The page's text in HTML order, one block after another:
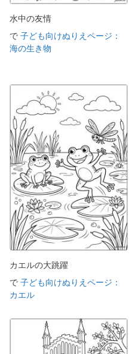
水中の友情
で 子ども向けぬりえページ：
海の生き物
カエルの大跳躍
で 子ども向けぬりえページ：
カエル